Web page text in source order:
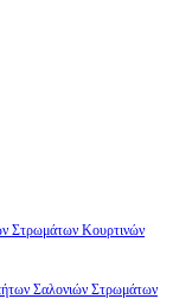
Στρωμάτων Κουρτινών
Σαλονιών Στρωμάτων